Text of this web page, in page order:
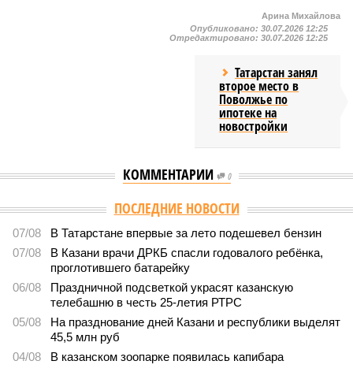
Арина Михайлова
Опубликовано: 30.07.2026 12:25
Отредактировано: 30.07.2026 12:25
Татарстан занял
второе место в
Поволжье по
ипотеке на
новостройки
КОММЕНТАРИИ 0
ПОСЛЕДНИЕ НОВОСТИ
07/08
В Татарстане впервые за лето подешевел бензин
07/08
В Казани врачи ДРКБ спасли годовалого ребёнка,
проглотившего батарейку
06/08
Праздничной подсветкой украсят казанскую
телебашню в честь 25-летия РТРС
05/08
На празднование дней Казани и республики выделят
45,5 млн руб
04/08
В казанском зоопарке появилась капибара